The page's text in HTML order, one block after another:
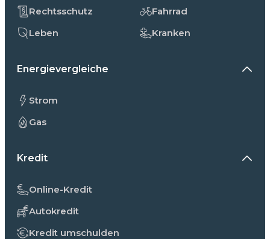
Rechtsschutz
Leben
Fahrrad
Kranken
Energievergleiche
Strom
Gas
Kredit
Online-Kredit
Autokredit
Kredit umschulden